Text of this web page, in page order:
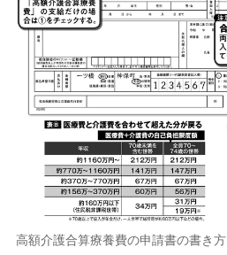
高額介護合算療養費の申請書の書き方